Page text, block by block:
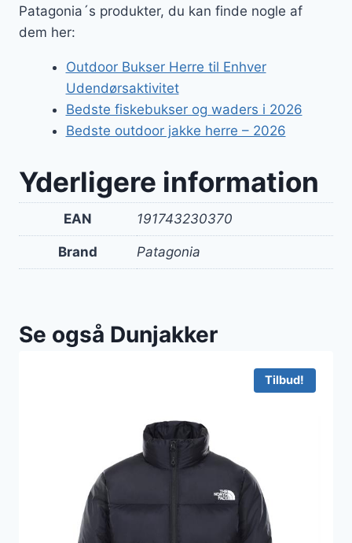
Patagonia´s produkter, du kan finde nogle af
dem her:
Outdoor Bukser Herre til Enhver
Udendørsaktivitet
Bedste fiskebukser og waders i 2026
Bedste outdoor jakke herre – 2026
Yderligere information
EAN 191743230370
Brand Patagonia
Se også Dunjakker
Tilbud!